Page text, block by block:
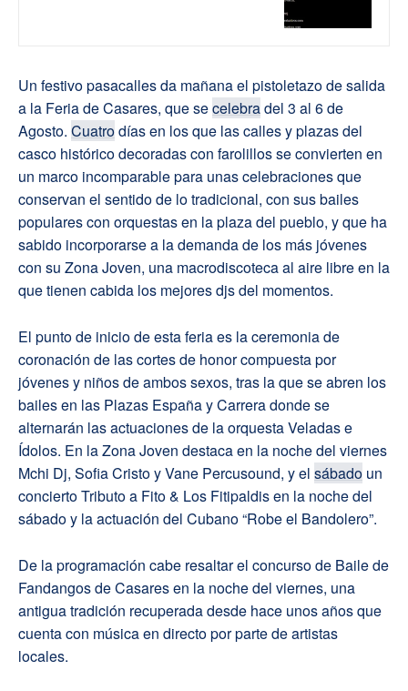
Un festivo pasacalles da mañana el pistoletazo de salida
a la Feria de Casares, que secelebradel 3 al 6 de
Agosto. Cuatrodías en los que las calles y plazas del
casco histórico decoradas con farolillos se convierten en
un marco incomparable para unas celebraciones que
conservan el sentido de lo tradicional, con sus bailes
populares con orquestas en la plaza del pueblo, y que ha
sabido incorporarse a la demanda de los más jóvenes
con su Zona Joven, una macrodiscoteca al aire libre en la
que tienen cabida los mejores djs del momentos.
El punto de inicio de esta feria es la ceremonia de
coronación de las cortes de honor compuesta por
jóvenes y niños de ambos sexos, tras la que se abren los
bailes en las Plazas España y Carrera donde se
alternarán las actuaciones de la orquesta Veladas e
Ídolos. En la Zona Joven destaca en la noche del viernes
Mchi Dj, Sofia Cristo y Vane Percusound, y el sábado un
concierto Tributo a Fito & Los Fitipaldis en la noche del
sábado y la actuación del Cubano “Robe el Bandolero”.
De la programación cabe resaltar el concurso de Baile de
Fandangos de Casares en la noche del viernes, una
antigua tradición recuperada desde hace unos años que
cuenta con música en directo por parte de artistas
locales.